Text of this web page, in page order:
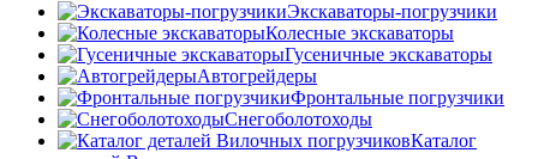
Экскаваторы-погрузчики
Колесные экскаваторы
Гусеничные экскаваторы
Автогрейдеры
Фронтальные погрузчики
Снегоболотоходы
Каталог